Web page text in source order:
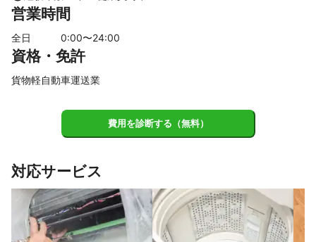
長門市
山口市
田布施町
平生町 萩市
岩国市
和木町
【熊本県】
菊池市 合志市 熊本市 菊陽町
大津町
嘉島町 益城町 西原村 宇土市
南小国町
氷川町
美里町
苓北町
五木村 天草市 芦北町 山江村
水上村
球磨村
津奈木町 相良村 湯前町 水俣市
人吉市
多良木町
あさぎり町 錦町
営業時間
全日 0:00〜24:00
資格・免許
貨物軽自動車運送業
費用を診断する（無料）
対応サービス